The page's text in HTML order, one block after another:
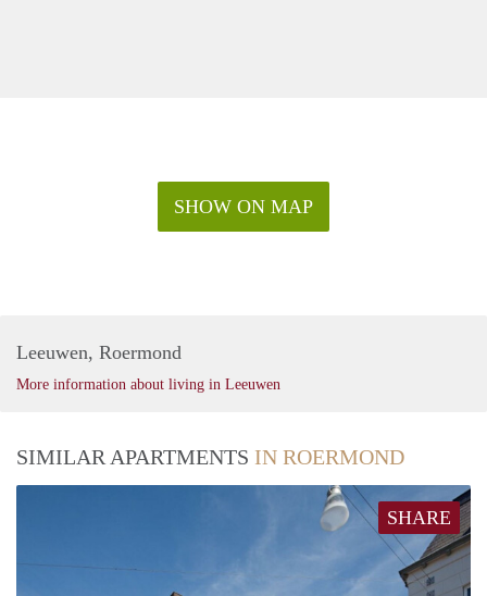
SHOW ON MAP
Leeuwen, Roermond
More information about living in Leeuwen
SIMILAR APARTMENTS IN ROERMOND
SHARE